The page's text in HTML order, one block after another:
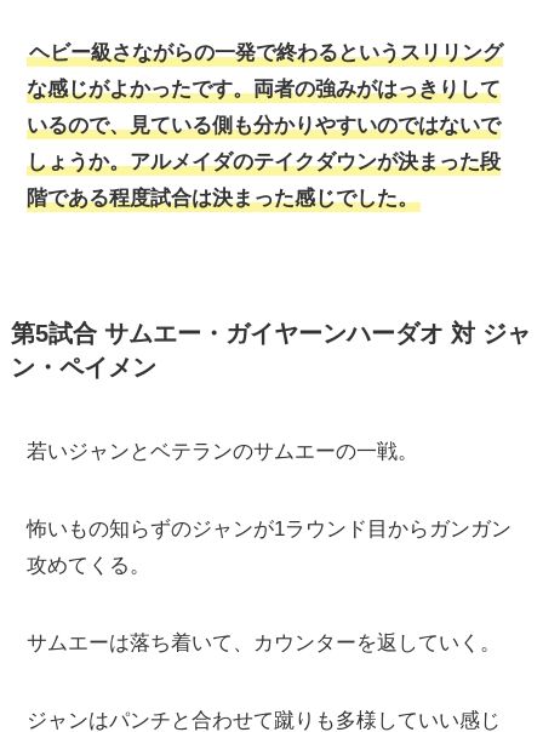
ヘビー級さながらの一発で終わるというスリリング
な感じがよかったです。両者の強みがはっきりして
いるので、見ている側も分かりやすいのではないで
しょうか。アルメイダのテイクダウンが決まった段
階である程度試合は決まった感じでした。
第5試合 サムエー・ガイヤーンハーダオ 対 ジャ
ン・ペイメン
若いジャンとベテランのサムエーの一戦。
怖いもの知らずのジャンが1ラウンド目からガンガン
攻めてくる。
サムエーは落ち着いて、カウンターを返していく。
ジャンはパンチと合わせて蹴りも多様していい感じ